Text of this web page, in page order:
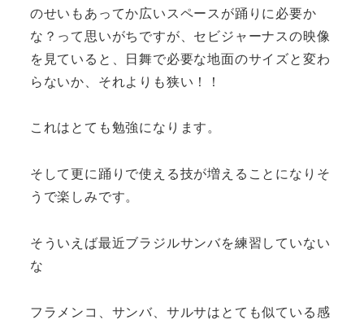
のせいもあってか広いスペースが踊りに必要か
な？って思いがちですが、セビジャーナスの映像
を見ていると、日舞で必要な地面のサイズと変わ
らないか、それよりも狭い！！
これはとても勉強になります。
そして更に踊りで使える技が増えることになりそ
うで楽しみです。
そういえば最近ブラジルサンバを練習していない
な
フラメンコ、サンバ、サルサはとても似ている感